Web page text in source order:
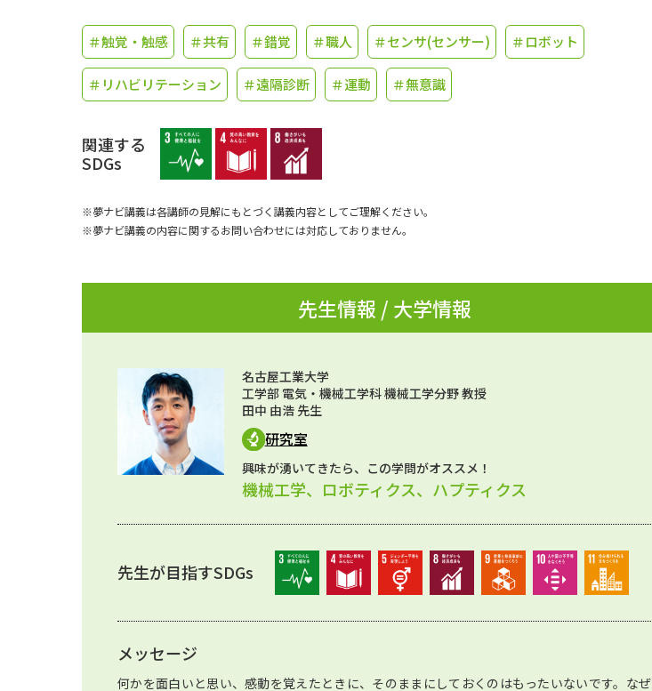
資料の料金の
＃触覚・触感 ＃共有 ＃錯覚 ＃職人 ＃センサ(センサー) ＃ロボット
＃リハビリテーション ＃遠隔診断 ＃運動 ＃無意識
関連する
SDGs
※夢ナビ講義は各講師の見解にもとづく講義内容としてご理解ください。
※夢ナビ講義の内容に関するお問い合わせには対応しておりません。
先生情報 / 大学情報
名古屋工業大学
工学部 電気・機械工学科 機械工学分野 教授
田中 由浩 先生
研究室
興味が湧いてきたら、この学問がオススメ！
機械工学、ロボティクス、ハプティクス
先生が目指すSDGs
メッセージ
何かを面白いと思い、感動を覚えたときに、そのままにしておくのはもったいないです。なぜ